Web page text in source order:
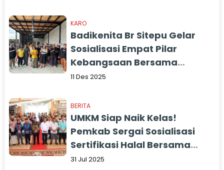
KARO
Badikenita Br Sitepu Gelar
Sosialisasi Empat Pilar
Kebangsaan Bersama
Perwakilan Kelompok Tani
11 Des 2025
BERITA
UMKM Siap Naik Kelas!
Pemkab Sergai Sosialisasi
Sertifikasi Halal Bersama
Anggota DPR RI
31 Jul 2025